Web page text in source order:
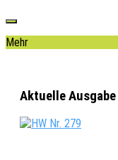
Mehr
Aktuelle Ausgabe